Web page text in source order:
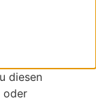
diesen
oder